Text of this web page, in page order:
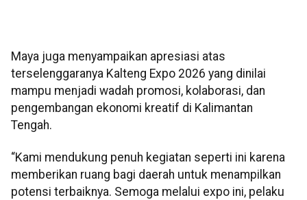
Maya juga menyampaikan apresiasi atas
terselenggaranya Kalteng Expo 2026 yang dinilai
mampu menjadi wadah promosi, kolaborasi, dan
pengembangan ekonomi kreatif di Kalimantan
Tengah.
“Kami mendukung penuh kegiatan seperti ini karena
memberikan ruang bagi daerah untuk menampilkan
potensi terbaiknya. Semoga melalui expo ini, pelaku